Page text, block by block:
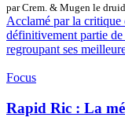
par Crem. & Mugen le
Acclamé par la
définitivement partie
regroupant ses
Focus
Rapid Ric : La